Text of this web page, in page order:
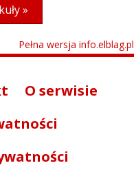
»
Pełna wersja info.elblag.pl
O serwisie